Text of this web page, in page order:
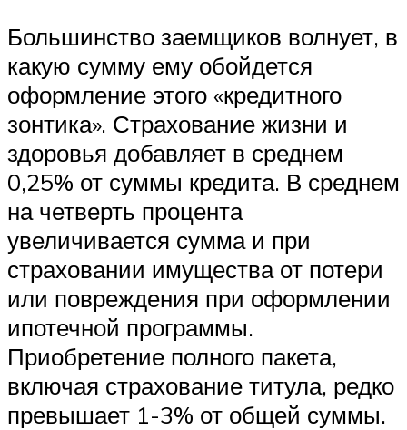
Большинство заемщиков волнует, в
какую сумму ему обойдется
оформление этого «кредитного
зонтика». Страхование жизни и
здоровья добавляет в среднем
0,25% от суммы кредита. В среднем
на четверть процента
увеличивается сумма и при
страховании имущества от потери
или повреждения при оформлении
ипотечной программы.
Приобретение полного пакета,
включая страхование титула, редко
превышает 1-3% от общей суммы.